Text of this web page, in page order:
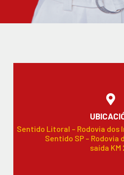
Sentido Litoral – Rodovia dos
Sentido SP – Rodovia
saída KM